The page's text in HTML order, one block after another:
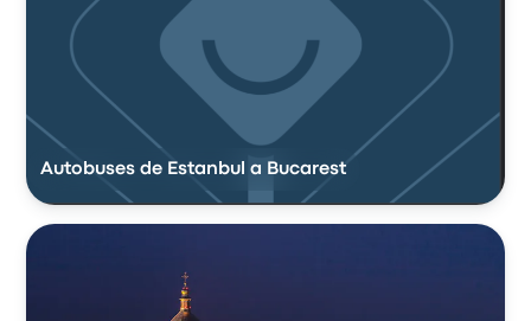
Autobuses de Estanbul a Bucarest